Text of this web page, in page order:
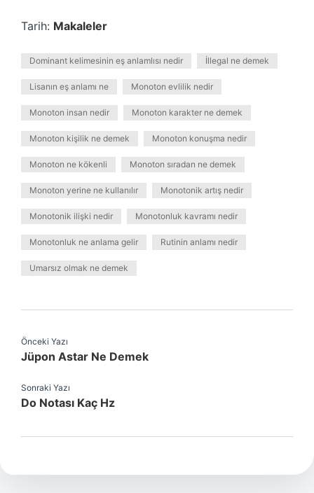
Tarih: Makaleler
Dominant kelimesinin eş anlamlısı nedir İllegal ne demek
Lisanın eş anlamı ne Monoton evlilik nedir
Monoton insan nedir Monoton karakter ne demek
Monoton kişilik ne demek Monoton konuşma nedir
Monoton ne kökenli Monoton sıradan ne demek
Monoton yerine ne kullanılır Monotonik artış nedir
Monotonik ilişki nedir Monotonluk kavramı nedir
Monotonluk ne anlama gelir Rutinin anlamı nedir
Umarsız olmak ne demek
Önceki Yazı
Jüpon Astar Ne Demek
Sonraki Yazı
Do Notası Kaç Hz